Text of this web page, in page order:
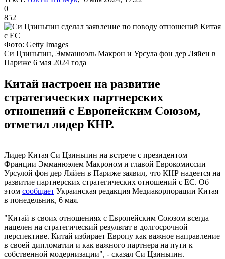
0
852
Фото: Getty Images
Си Цзиньпин, Эмманюэль Макрон и Урсула фон дер Ляйен в
Париже 6 мая 2024 года
Китай настроен на развитие
стратегических партнерских
отношений с Европейским Союзом,
отметил лидер КНР.
Лидер Китая Си Цзиньпин на встрече с президентом
Франции Эмманюэлем Макроном и главой Еврокомиссии
Урсулой фон дер Ляйен в Париже заявил, что КНР надеется на
развитие партнерских стратегических отношений с ЕС. Об
этом сообщает Украинская редакция Медиакорпорации Китая
в понедельник, 6 мая.
"Китай в своих отношениях с Европейским Союзом всегда
нацелен на стратегический результат в долгосрочной
перспективе. Китай избирает Европу как важное направление
в своей дипломатии и как важного партнера на пути к
собственной модернизации", - сказал Си Цзиньпин.